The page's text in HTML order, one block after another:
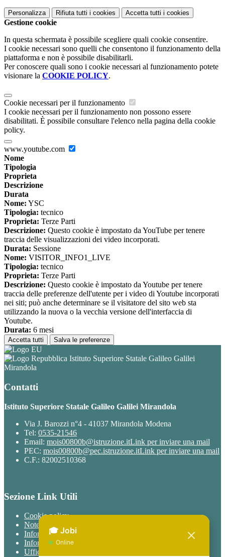
Personalizza Rifiuta tutti i cookies Accetta tutti i cookies
Gestione cookie
In questa schermata è possibile scegliere quali cookie consentire.
I cookie necessari sono quelli che consentono il funzionamento della
piattaforma e non è possibile disabilitarli.
Per conoscere quali sono i cookie necessari al funzionamento potete
visionare la COOKIE POLICY.
Cookie necessari per il funzionamento
I cookie necessari per il funzionamento non possono essere
disabilitati. È possibile consultare l'elenco nella pagina della cookie
policy.
www.youtube.com
Nome
Tipologia
Proprieta
Descrizione
Durata
Nome: YSC
Tipologia: tecnico
Proprieta: Terze Parti
Descrizione: Questo cookie è impostato da YouTube per tenere
traccia delle visualizzazioni dei video incorporati.
Durata: Sessione
Nome: VISITOR_INFO1_LIVE
Tipologia: tecnico
Proprieta: Terze Parti
Descrizione: Questo cookie è impostato da Youtube per tenere
traccia delle preferenze dell'utente per i video di Youtube incorporati
nei siti; può anche determinare se il visitatore del sito web sta
utilizzando la nuova o la vecchia versione dell'interfaccia di
Youtube.
Durata: 6 mesi
Accetta tutti Salva le preferenze
Istituto Superiore Statale Galileo Galilei
Mirandola
Contatti
Istituto Superiore Statale Galileo Galilei Mirandola
Via J. Barozzi n°4 - 41037 Mirandola Modena
Tel: 0535-21546
Email: mois00800b@istruzione.itLink per inviare una mail
PEC: mois00800b@pec.istruzione.itLink per inviare una mail
C.F.: 82002510368
Sezione Link Utili
Cookie policy
Note legali
Informativa Privacy
Informativa Privacy chatbot Jobi
Ufficio Relazioni con il Pubblico